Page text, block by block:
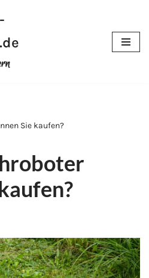
Sie kaufen?